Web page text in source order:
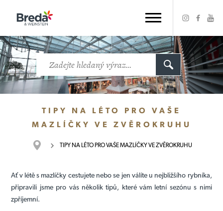
TIPY NA LÉTO PRO VAŠE
MAZLÍČKY VE ZVĚROKRUHU
TIPY NA LÉTO PRO VAŠE MAZLÍČKY VE ZVĚROKRUHU
Ať v létě s mazlíčky cestujete nebo se jen válíte u nejbližšího rybníka,
připravili jsme pro vás několik tipů, které vám letní sezónu s nimi
zpříjemní.